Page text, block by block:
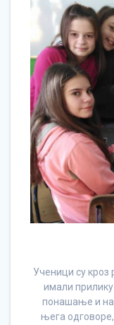
Ученици су кроз
имали
понашање и
њега одговоре,